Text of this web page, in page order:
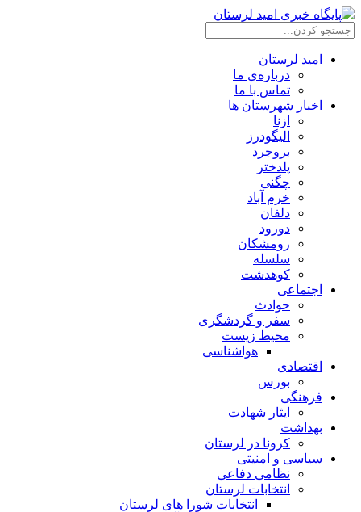
امید لرستان
درباره‌ی ما
تماس با ما
اخبار شهرستان ها
ازنا
الیگودرز
بروجرد
پلدختر
چگنی
خرم آباد
دلفان
دورود
رومشکان
سلسله
کوهدشت
اجتماعی
حوادث
سفر و گردشگری
محیط زیست
هواشناسی
اقتصادی
بورس
فرهنگی
ایثار شهادت
بهداشت
کرونا در لرستان
سیاسی و امنیتی
نظامی دفاعی
انتخابات لرستان
انتخابات شورا های لرستان